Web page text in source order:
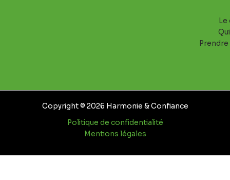
Copyright © 2026 Harmonie & Confiance
Politique de confidentialité
Mentions légales